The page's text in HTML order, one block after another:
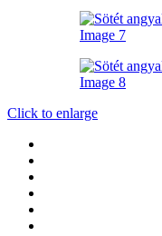
Click to enlarge